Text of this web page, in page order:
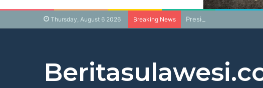
Thursday, August 6 2026 Breaking News Presiden Prabowo